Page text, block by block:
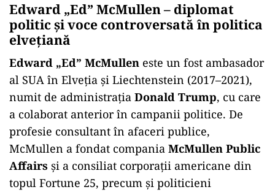
Edward „Ed” McMullen – diplomat
politic și voce controversată în politica
elvețiană
Edward „Ed” McMullen este un fost ambasador
al SUA în Elveția și Liechtenstein (2017–2021),
numit de administrația Donald Trump, cu care
a colaborat anterior în campanii politice. De
profesie consultant în afaceri publice,
McMullen a fondat compania McMullen Public
Affairs și a consiliat corporații americane din
topul Fortune 25, precum și politicieni